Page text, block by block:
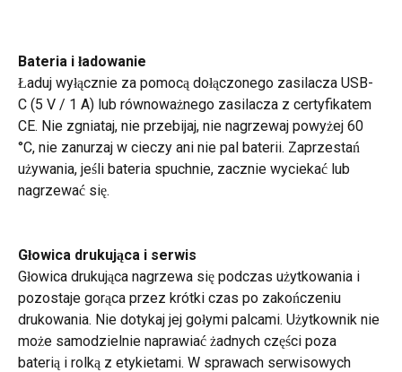
Bateria i ładowanie
Ładuj wyłącznie za pomocą dołączonego zasilacza USB-
C (5 V / 1 A) lub równoważnego zasilacza z certyfikatem
CE. Nie zgniataj, nie przebijaj, nie nagrzewaj powyżej 60
°C, nie zanurzaj w cieczy ani nie pal baterii. Zaprzestań
używania, jeśli bateria spuchnie, zacznie wyciekać lub
nagrzewać się.
Głowica drukująca i serwis
Głowica drukująca nagrzewa się podczas użytkowania i
pozostaje gorąca przez krótki czas po zakończeniu
drukowania. Nie dotykaj jej gołymi palcami. Użytkownik nie
może samodzielnie naprawiać żadnych części poza
baterią i rolką z etykietami. W sprawach serwisowych